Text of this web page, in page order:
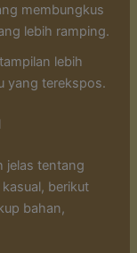
membungkus
lebih ramping.
lebih
yang terekspos.
jelas tentang
berikut
bahan,